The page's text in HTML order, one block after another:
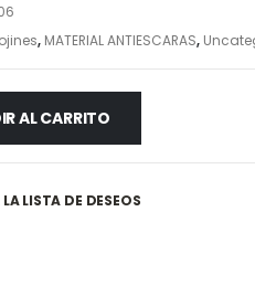
, MATERIAL ANTIESCARAS,
AL CARRITO
LISTA DE DESEOS